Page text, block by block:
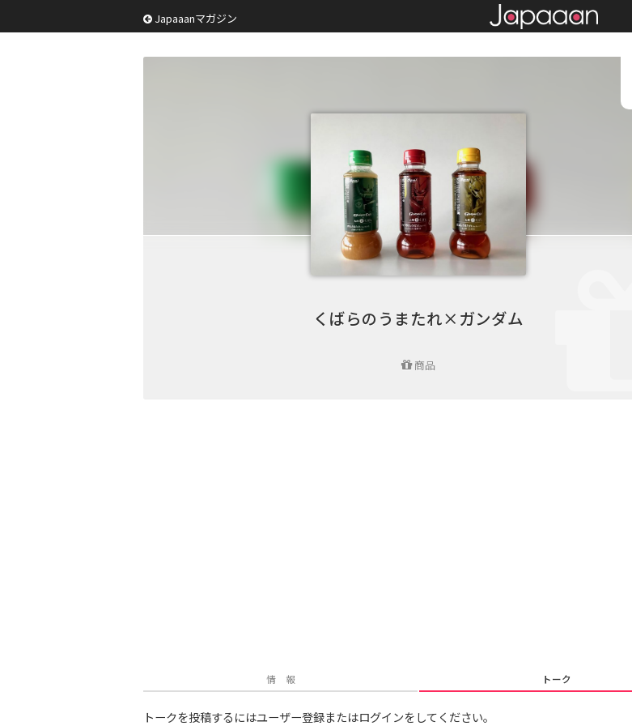
Japaaanマガジン
くばらのうまたれ×ガンダム
商品
情 報 トーク
トークを投稿するにはユーザー登録またはログインをしてください。